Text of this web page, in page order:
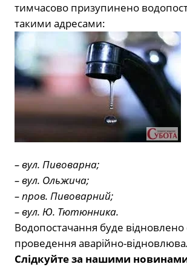
тимчасово призупинено
такими адресами:
– вул. Пивоварна;
– вул. Ольжича;
– пров. Пивоварний;
– вул. Ю. Тютюнника.
Водопостачання буде відновлено
проведення аварійно-
Слідкуйте за нашими